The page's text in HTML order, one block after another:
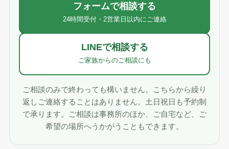
フォームで相談する
24時間受付・2営業日以内にご連絡
LINEで相談する
ご家族からのご相談にも
ご相談のみで終わっても構いません。こちらから繰り
返しご連絡することはありません。土日祝日も予約制
で承ります。ご相談は事務所のほか、ご自宅など、ご
希望の場所へうかがうこともできます。